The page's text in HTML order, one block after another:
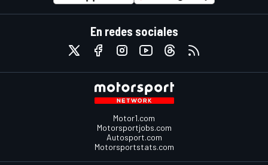
En redes sociales
Motor1.com
Motorsportjobs.com
Autosport.com
Motorsportstats.com